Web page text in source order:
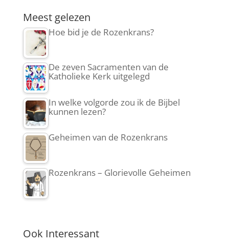
Meest gelezen
Hoe bid je de Rozenkrans?
De zeven Sacramenten van de
Katholieke Kerk uitgelegd
In welke volgorde zou ik de Bijbel
kunnen lezen?
Geheimen van de Rozenkrans
Rozenkrans – Glorievolle Geheimen
Ook Interessant